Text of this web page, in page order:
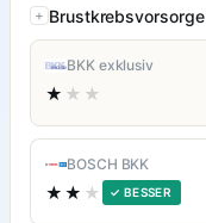
Brustkrebsvorsorge
BKK exklusiv
★ ★★
BOSCH BKK
★★ ★ ✓ BESSER